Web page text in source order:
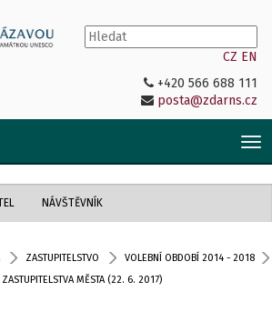
CZ EN
+420 566 688 111
posta@zdarns.cz
NÁVŠTĚVNÍK
ZASTUPITELSTVO
VOLEBNÍ OBDOBÍ 2014 - 2018
MĚSTA (22. 6. 2017)